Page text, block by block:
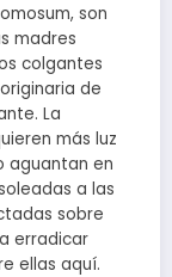
son
madres
colgantes
de
La
más luz
aguantan en
a las
sobre
erradicar
ellas aquí.